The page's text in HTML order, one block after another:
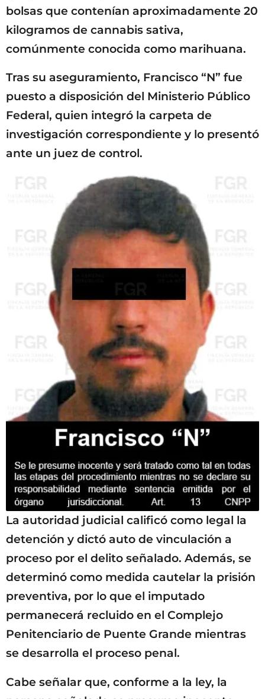
bolsas que contenían aproximadamente 20
kilogramos de cannabis sativa,
comúnmente conocida como marihuana.
Tras su aseguramiento, Francisco “N” fue
puesto a disposición del Ministerio Público
Federal, quien integró la carpeta de
investigación correspondiente y lo presentó
ante un juez de control.
La autoridad judicial calificó como legal la
detención y dictó auto de vinculación a
proceso por el delito señalado. Además, se
determinó como medida cautelar la prisión
preventiva, por lo que el imputado
permanecerá recluido en el Complejo
Penitenciario de Puente Grande mientras
se desarrolla el proceso penal.
Cabe señalar que, conforme a la ley, la